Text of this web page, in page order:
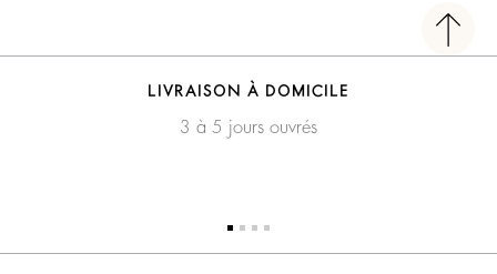
LIVRAISON À DOMICILE
3 à 5 jours ouvrés